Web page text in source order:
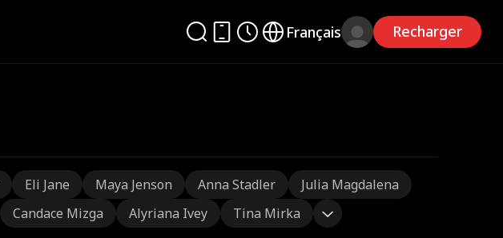
Français Recharger
Eli Jane Maya Jenson Anna Stadler
Julia Magdalena
Candace Mizga Alyriana Ivey Tina Mirka